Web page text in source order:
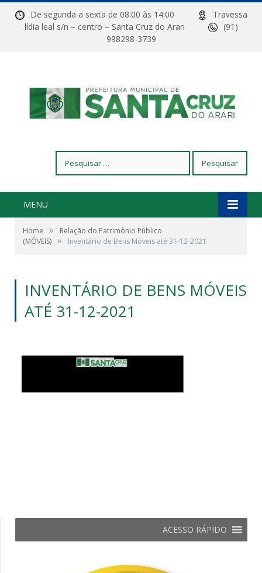
De segunda a sexta de 08:00 às 14:00
Travessa
lídia leal s/n – centro – Santa Cruz do Arari
(91)
998298-3739
por:
MENU
Home »
Relação do Patrimônio Público
(MÓVEIS) » Inventário de Bens Móveis até 31-12-2021
INVENTÁRIO DE BENS MÓVEIS
ATÉ 31-12-2021
ACESSO RÁPIDO